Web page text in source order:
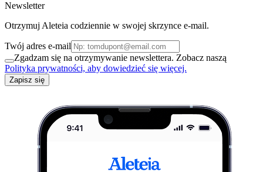
Newsletter
Otrzymuj Aleteia codziennie w swojej skrzynce e-mail.
Twój adres e-mail
Zgadzam się na otrzymywanie newslettera. Zobacz naszą
Polityka prywatności, aby dowiedzieć się więcej.
Zapisz się